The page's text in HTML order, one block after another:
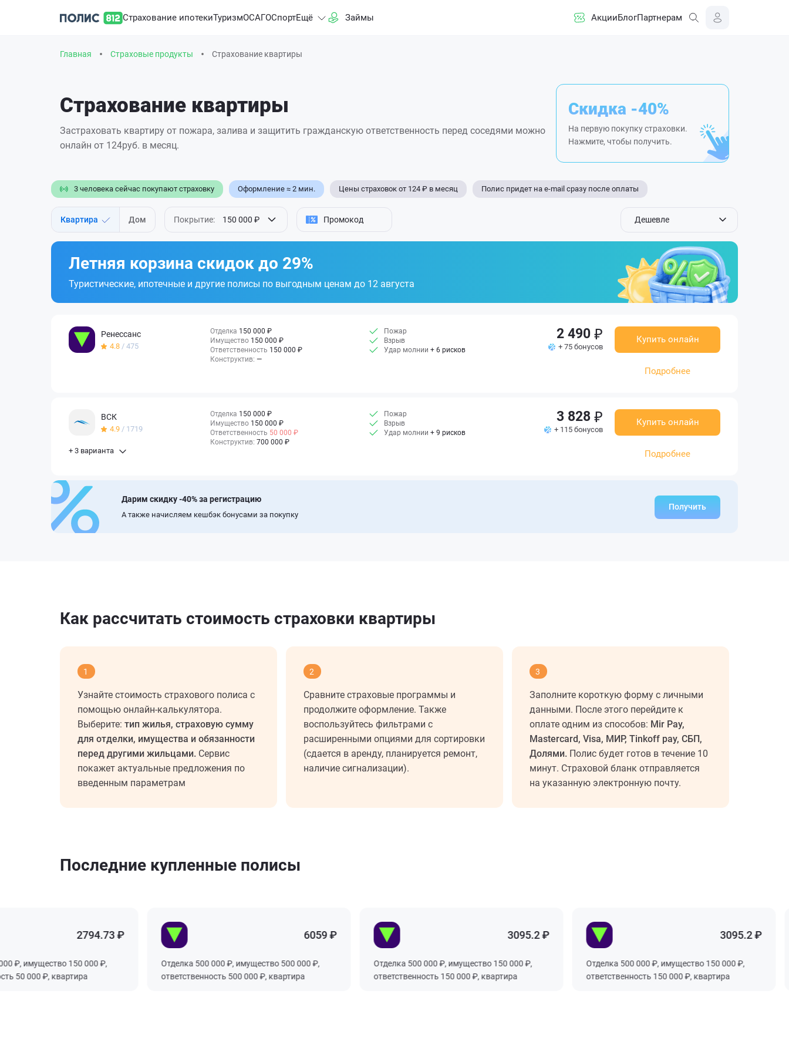
Страхование ипотекиТуризмОСАГОСпортЕщё Займы АкцииБлогПартнерам
Главная Страховые продукты Страхование квартиры
Страхование квартиры
Застраховать квартиру от пожара, залива и защитить гражданскую ответственность перед соседями можно
онлайн от 124руб. в месяц.
Скидка -40%
На первую покупку страховки.
Нажмите, чтобы получить.
3 человека сейчас покупают страховку Оформление ≈ 2 мин. Цены страховок от 124 ₽ в месяц Полис придет на e-mail сразу после оплаты
Квартира Дом Покрытие: 150 000 ₽ Промокод Дешевле
Летняя корзина скидок до 29%
Туристические, ипотечные и другие полисы по выгодным ценам до 12 августа
Ренессанс
4.8 / 475
Отделка 150 000 ₽
Имущество 150 000 ₽
Ответственность 150 000 ₽
Конструктив: —
Пожар
Взрыв
Удар молнии
+ 6 рисков
2 490
+ 75 бонусов
Купить онлайн
Подробнее
ВСК
4.9 / 1719
+ 3 варианта
Отделка 150 000 ₽
Имущество 150 000 ₽
Ответственность 50 000 ₽
Конструктив: 700 000 ₽
Пожар
Взрыв
Удар молнии
+ 9 рисков
3 828
+ 115 бонусов
Купить онлайн
Подробнее
Дарим скидку -40% за регистрацию
А также начисляем кешбэк бонусами за покупку
Получить
Как рассчитать стоимость страховки квартиры
1
Узнайте стоимость страхового полиса с
помощью онлайн-калькулятора.
Выберите: тип жилья, страховую сумму
для отделки, имущества и обязанности
перед другими жильцами. Сервис
покажет актуальные предложения по
введенным параметрам
2
Сравните страховые программы и
продолжите оформление. Также
воспользуйтесь фильтрами с
расширенными опциями для сортировки
(сдается в аренду, планируется ремонт,
наличие сигнализации).
3
Заполните короткую форму с личными
данными. После этого перейдите к
оплате одним из способов: Mir Pay,
Mastercard, Visa, МИР, Tinkoff pay, СБП,
Долями. Полис будет готов в течение 10
минут. Страховой бланк отправляется
на указанную электронную почту.
Последние купленные полисы
2794.73 ₽
₽, имущество 150 000 ₽,
50 000 ₽, квартира
6059 ₽
Отделка 500 000 ₽, имущество 500 000 ₽,
ответственность 500 000 ₽, квартира
3095.2 ₽
Отделка 500 000 ₽, имущество 150 000 ₽,
ответственность 150 000 ₽, квартира
3095.2 ₽
Отделка 500 000 ₽, имущество 150 000 ₽,
ответственность 150 000 ₽, квартира